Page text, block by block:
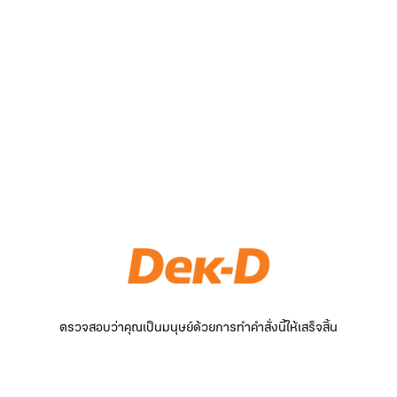
ตรวจสอบว่าคุณเป็นมนุษย์ด้วยการทำคำสั่งนี้ให้เสร็จสิ้น